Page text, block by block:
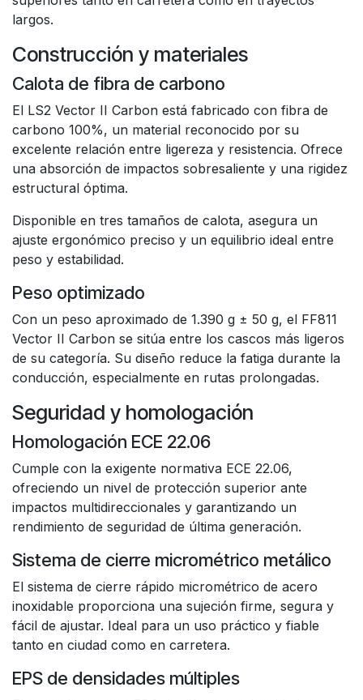
largos.
Construcción y materiales
Calota de fibra de carbono
El LS2 Vector II Carbon está fabricado con fibra de
carbono 100%, un material reconocido por su
excelente relación entre ligereza y resistencia. Ofrece
una absorción de impactos sobresaliente y una rigidez
estructural óptima.
Disponible en tres tamaños de calota, asegura un
ajuste ergonómico preciso y un equilibrio ideal entre
peso y estabilidad.
Peso optimizado
Con un peso aproximado de 1.390 g ± 50 g, el FF811
Vector II Carbon se sitúa entre los cascos más ligeros
de su categoría. Su diseño reduce la fatiga durante la
conducción, especialmente en rutas prolongadas.
Seguridad y homologación
Homologación ECE 22.06
Cumple con la exigente normativa ECE 22.06,
ofreciendo un nivel de protección superior ante
impactos multidireccionales y garantizando un
rendimiento de seguridad de última generación.
Sistema de cierre micrométrico metálico
El sistema de cierre rápido micrométrico de acero
inoxidable proporciona una sujeción firme, segura y
fácil de ajustar. Ideal para un uso práctico y fiable
tanto en ciudad como en carretera.
EPS de densidades múltiples